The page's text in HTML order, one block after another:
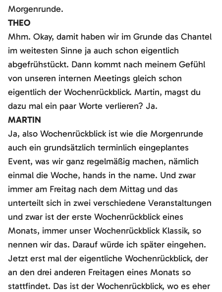
Morgenrunde.
THEO
Mhm. Okay, damit haben wir im Grunde das Chantel
im weitesten Sinne ja auch schon eigentlich
abgefrühstückt. Dann kommt nach meinem Gefühl
von unseren internen Meetings gleich schon
eigentlich der Wochenrückblick. Martin, magst du
dazu mal ein paar Worte verlieren? Ja.
MARTIN
Ja, also Wochenrückblick ist wie die Morgenrunde
auch ein grundsätzlich terminlich eingeplantes
Event, was wir ganz regelmäßig machen, nämlich
einmal die Woche, hands in the name. Und zwar
immer am Freitag nach dem Mittag und das
unterteilt sich in zwei verschiedene Veranstaltungen
und zwar ist der erste Wochenrückblick eines
Monats, immer unser Wochenrückblick Klassik, so
nennen wir das. Darauf würde ich später eingehen.
Jetzt erst mal der eigentliche Wochenrückblick, der
an den drei anderen Freitagen eines Monats so
stattfindet. Das ist der Wochenrückblick, wo es eher